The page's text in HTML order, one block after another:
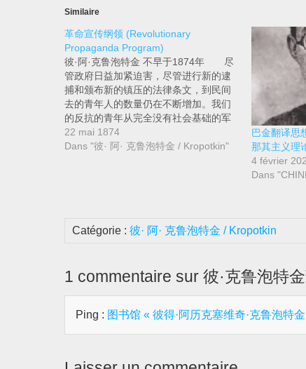
Similaire
革命宣传纲领 (Revolutionary
Propaganda Program)
彼·阿·克鲁泡特金 不早于1874年 尽
管政府日益加紧迫害，尽管进行新的逮
捕和颁布新的镇压的法律条文，到民间
去的青年人的数量仍在不断增加。我们
的反抗的青年从完全没有社会基础的军
事阴谋（1825年）[2]转到私下议论社会
主义的共和政体，然后转到和一部分关
动。但是，由于到民间去的队伍日益壮
的本领。至于说到作好准备的问题，那
么我们不知道还有比《特权阶层出身的
的经验了。只有良好的愿望、只有毅
22 mai 1874
Dans "彼· 阿· 克鲁泡特金 / Kropotkin"
巴金翻译
那其主义理
4 février
Dans
Catégorie : 彼· 阿· 克鲁泡特金 / Kropotkin
1 commentaire sur 彼·克鲁泡特
Ping : 图书馆 « 彼得·阿历克塞维奇·克鲁泡特